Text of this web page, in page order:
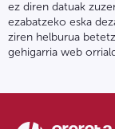
ez diren datuak
ezabatzeko eska
ziren helburua
gehigarria web